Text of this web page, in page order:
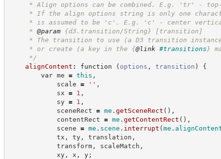
* Align options can be combined. E.g. 'tr' -
* If the align options string is only one
* is assumed to be 'c'. E.g. 'c' - center
* @param {d3.transition/String} [transition]
* The transition to use (a D3 transition
* or create (a key in the {@link #transitions }
*/
alignContent : function ( options , transition )
{
var me = this ,
scale = ' ' ,
sx = 1 ,
sy = 1 ,
sceneRect = me . getSceneRect ( ) ,
contentRect = me . getContentRect ( ) ,
scene = me . scene . interrupt (me .
tx , ty, translation ,
transform, scaleMatch ,
xy, x , y;